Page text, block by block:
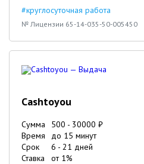
#круглосуточная работа
№ Лицензии 65-14-035-50-005450
Cashtoyou
Сумма 500 - 30000 ₽
Время
до 15 минут
Срок
6 - 21 дней
Ставка
от 1%